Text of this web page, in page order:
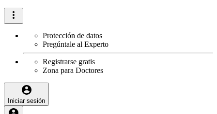
Protección de datos
Pregúntale al Experto
Registrarse gratis
Zona para Doctores
Iniciar sesión